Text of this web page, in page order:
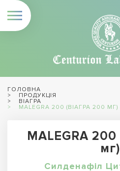
ГОЛОВНА
ПРОДУКЦІЯ
ВІАГРА
MALEGRA 200 (ВІАГРА 200 МГ)
MALEGRA
мг)
Силденафіл